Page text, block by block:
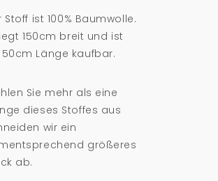
Stoff ist 100% Baumwolle.
150cm breit und ist
Länge kaufbar.
Sie mehr als eine
dieses Stoffes aus
wir ein
größeres
ab.